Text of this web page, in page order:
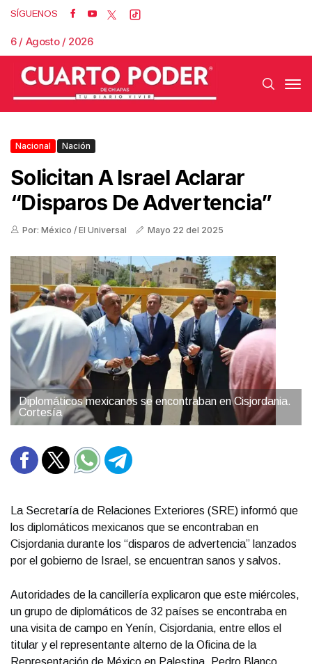
SÍGUENOS
6 / Agosto / 2026
Nacional Nación
Solicitan A Israel Aclarar
“disparos De Advertencia”
Por: México / El Universal Mayo 22 del 2025
Diplomáticos mexicanos se encontraban en Cisjordania.
Cortesía
La Secretaría de Relaciones Exteriores (SRE) informó que
los diplomáticos mexicanos que se encontraban en
Cisjordania durante los “disparos de advertencia” lanzados
por el gobierno de Israel, se encuentran sanos y salvos.
Autoridades de la cancillería explicaron que este miércoles,
un grupo de diplomáticos de 32 países se encontraba en
una visita de campo en Yenín, Cisjordania, entre ellos el
titular y el representante alterno de la Oficina de la
Representación de México en Palestina, Pedro Blanco